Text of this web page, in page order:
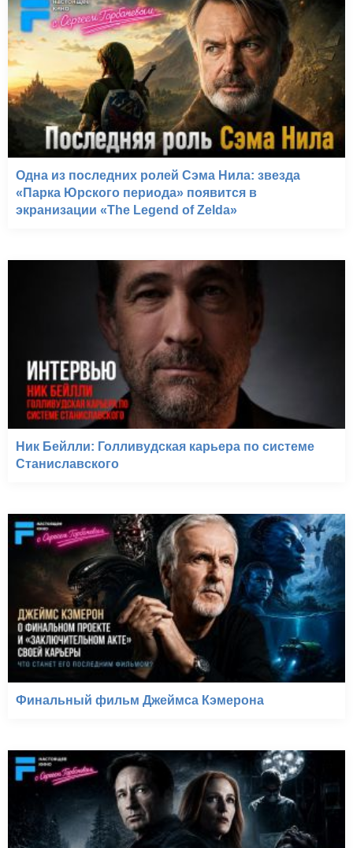
Одна из последних ролей Сэма Нила: звезда
«Парка Юрского периода» появится в
экранизации «The Legend of Zelda»
Ник Бейлли: Голливудская карьера по системе
Станиславского
Финальный фильм Джеймса Кэмерона